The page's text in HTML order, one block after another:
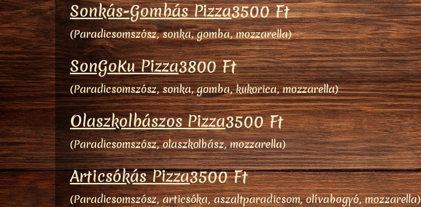
Sonkás-Gombás Pizza3500 Ft
(Paradicsomszósz, sonka, gomba, mozzarella)
SonGoKu Pizza3800 Ft
(Paradicsomszósz, sonka, gomba, kukorica, mozzarella)
Olaszkolbászos Pizza3500 Ft
(Paradicsomszósz, olaszkolbász, mozzarella)
Articsókás Pizza3500 Ft
(Paradicsomszósz, articsóka, aszaltparadicsom, olívabogyó, mozzarella)